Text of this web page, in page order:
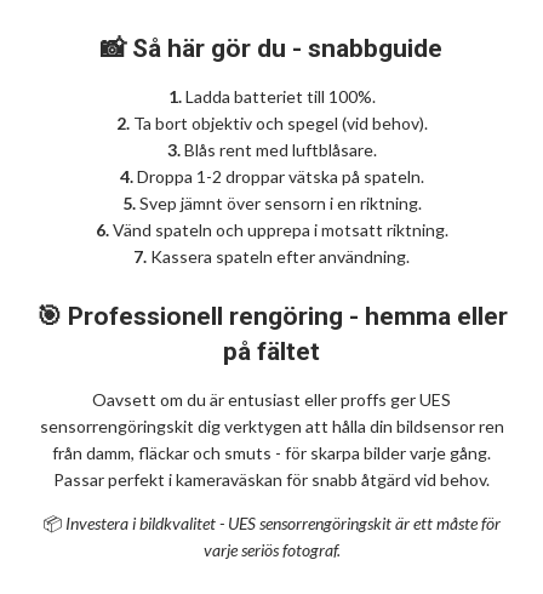
📸 Så här gör du - snabbguide
1.Ladda batteriet till 100%.
2.Ta bort objektiv och spegel (vid behov).
3.Blås rent med luftblåsare.
4.Droppa 1-2 droppar vätska på spateln.
5.Svep jämnt över sensorn i en riktning.
6.Vänd spateln och upprepa i motsatt riktning.
7. Kassera spateln efter användning.
🎯 Professionell rengöring - hemma eller
på fältet
Oavsett om du är entusiast eller proffs ger UES
sensorrengöringskit dig verktygen att hålla din bildsensor ren
från damm, fläckar och smuts - för skarpa bilder varje gång.
Passar perfekt i kameraväskan för snabb åtgärd vid behov.
📦 Investera i bildkvalitet - UES sensorrengöringskit är ett måste för
varje seriös fotograf.